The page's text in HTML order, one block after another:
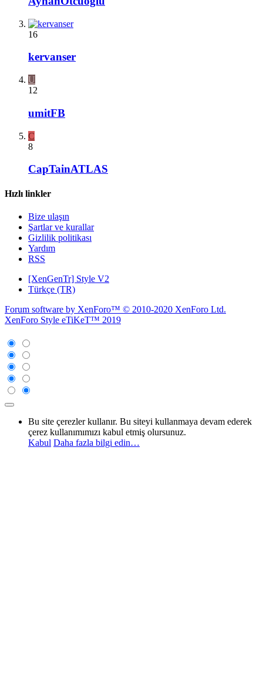
16
kervanser
U
12
umitFB
C
8
CapTainATLAS
Hızlı linkler
Bize ulaşın
Şartlar ve kurallar
Gizlilik politikası
Yardım
RSS
[XenGenTr] Style V2
Türkçe (TR)
Forum software by XenForo™ © 2010-2020 XenForo Ltd.
XenForo Style eTiKeT™ 2019
Bu site çerezler kullanır. Bu siteyi kullanmaya devam ederek
çerez kullanımımızı kabul etmiş olursunuz.
Kabul Daha fazla bilgi edin…